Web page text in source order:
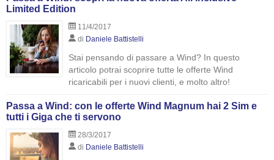
Limited Edition
11/4/2017
di Daniele Battistelli
Stai pensando di passare a Wind? In questo
articolo potrai scoprire tutte le offerte Wind
ricaricabili per i nuovi clienti, e molto altro!
Passa a Wind: con le offerte Wind Magnum hai 2 Sim e
tutti i Giga che ti servono
28/3/2017
di Daniele Battistelli